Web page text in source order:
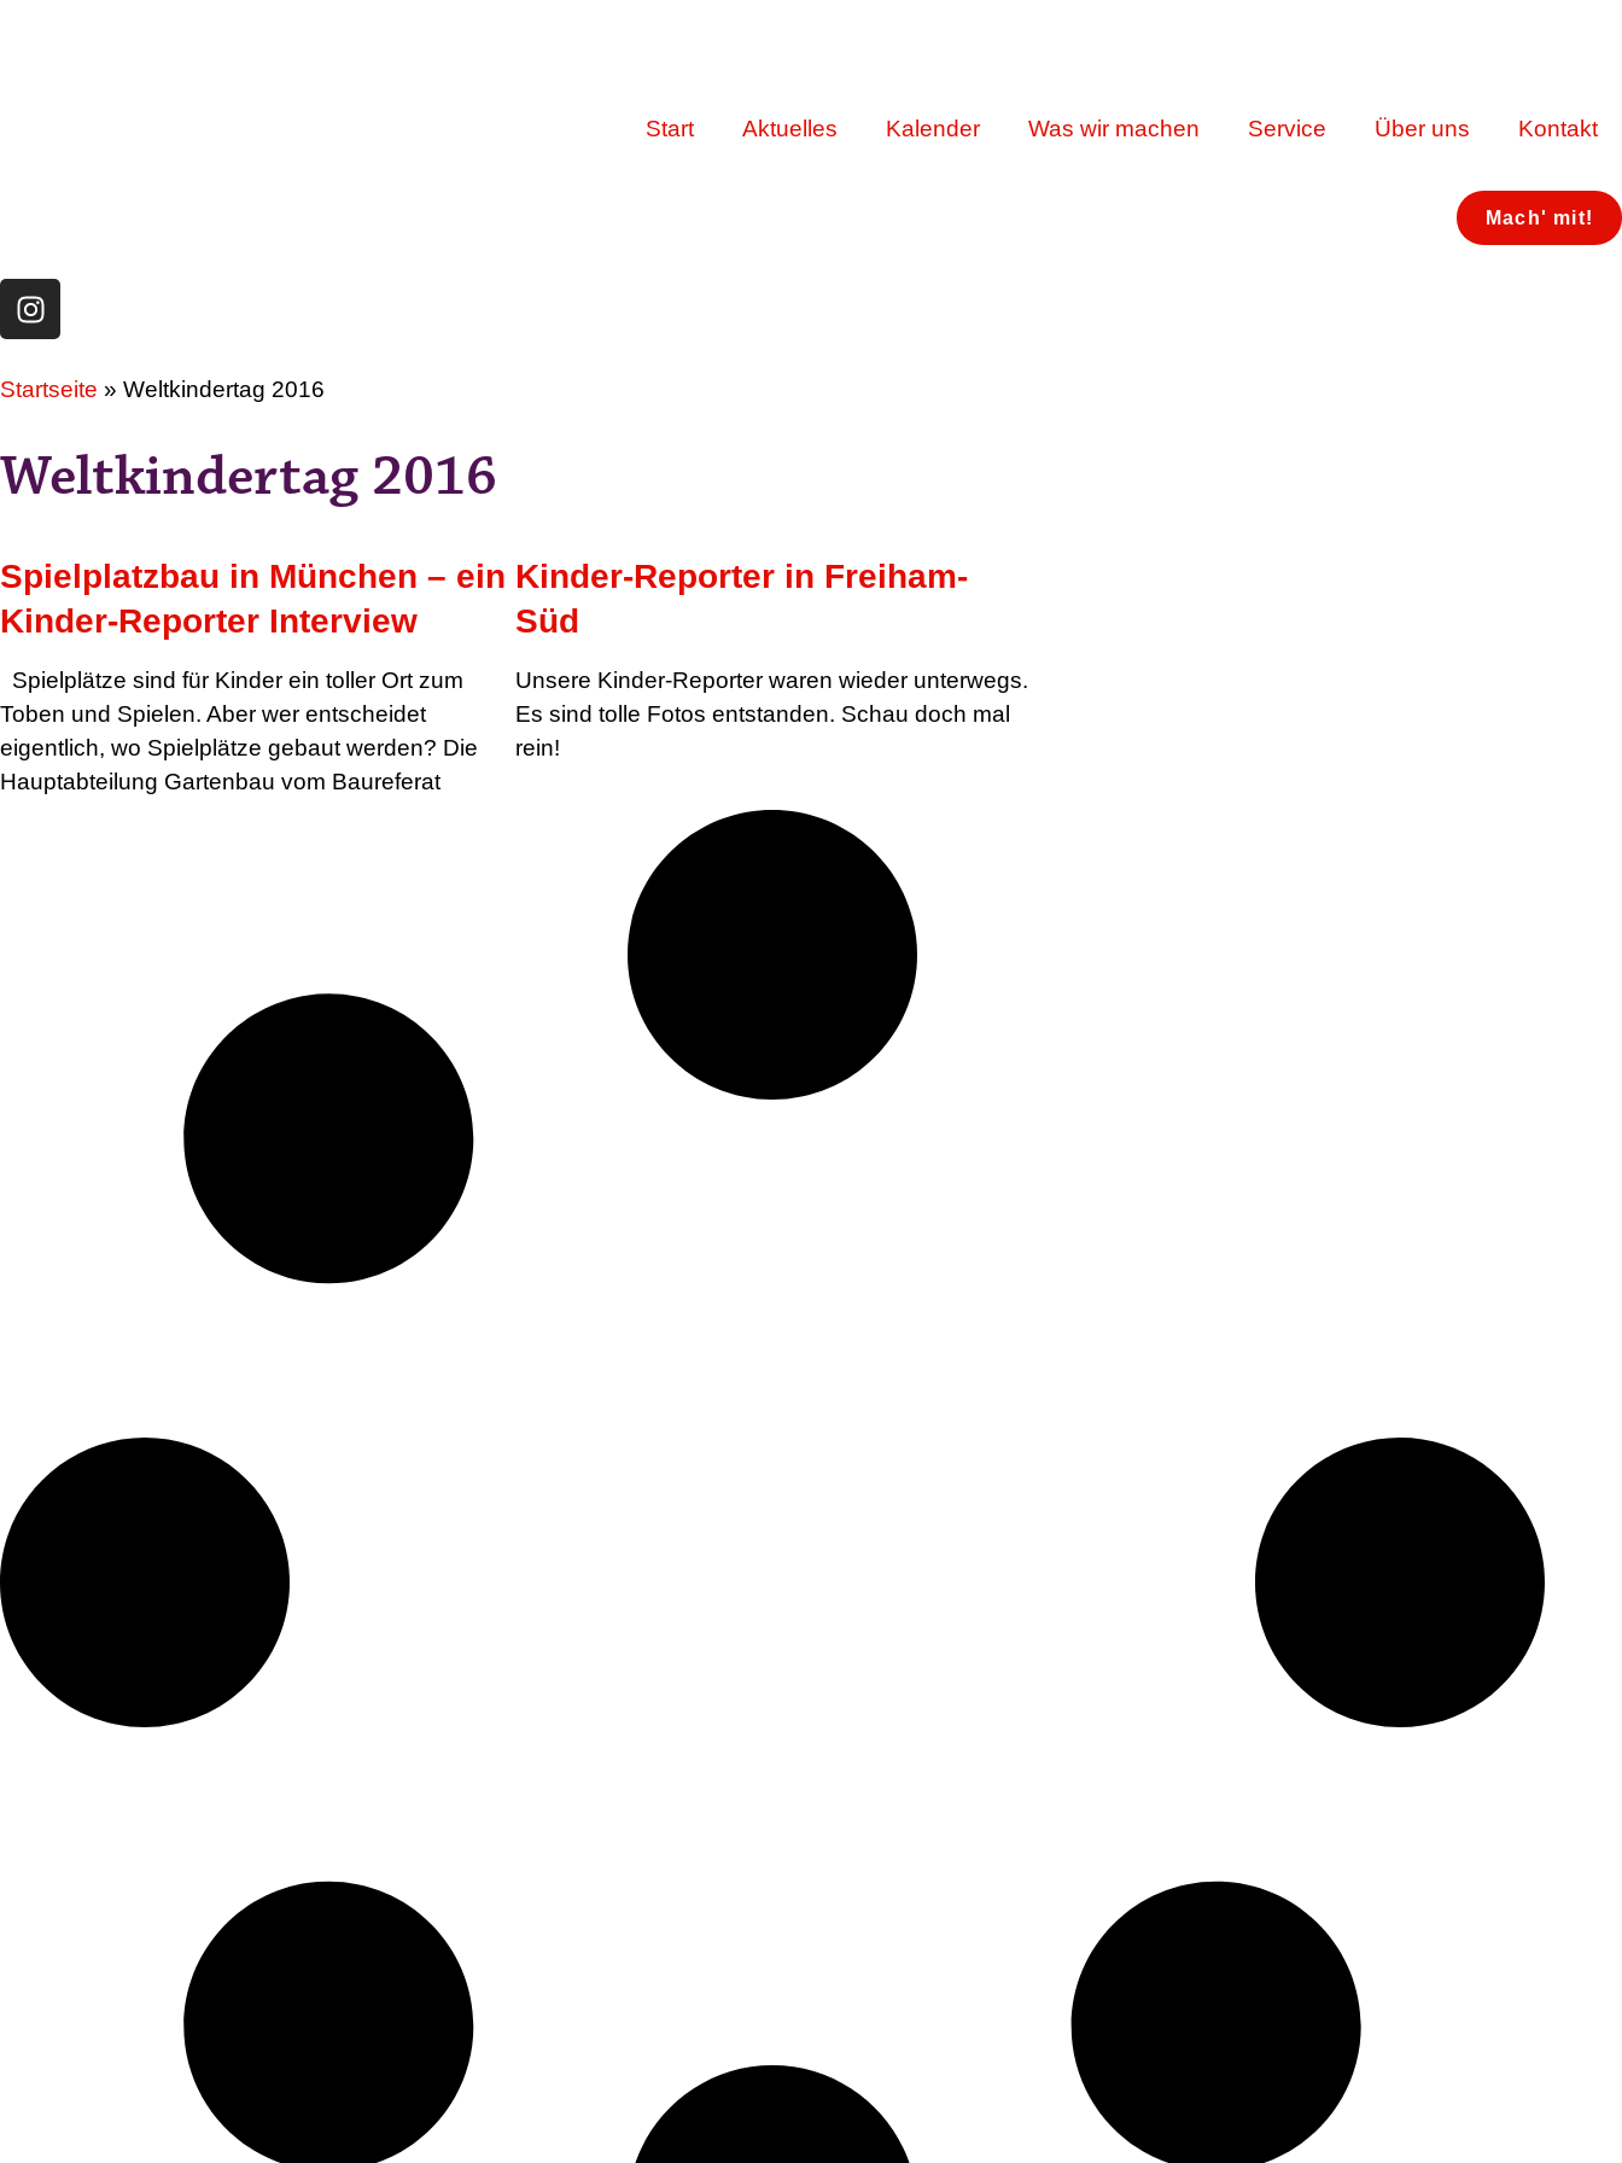
Start Aktuelles Kalender Was wir machen Service Über uns Kontakt
Mach' mit!
Startseite » Weltkindertag 2016
Weltkindertag 2016
Spielplatzbau in München – ein
Kinder-Reporter Interview
Spielplätze sind für Kinder ein toller Ort zum
Toben und Spielen. Aber wer entscheidet
eigentlich, wo Spielplätze gebaut werden? Die
Hauptabteilung Gartenbau vom Baureferat
Kinder-Reporter in Freiham-
Süd
Unsere Kinder-Reporter waren wieder unterwegs.
Es sind tolle Fotos entstanden. Schau doch mal
rein!